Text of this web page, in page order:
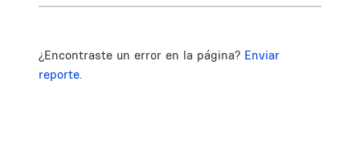
¿Encontraste un error en la página? Enviar
reporte.